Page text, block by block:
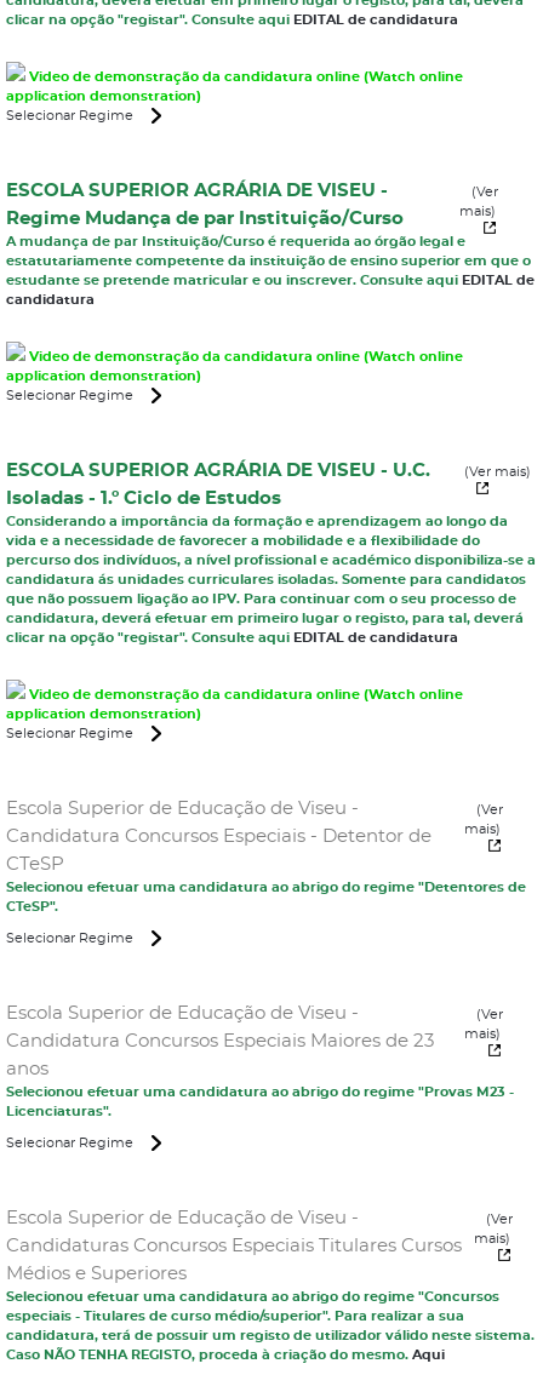
clicar na opção "registar". Consulte aqui EDITAL de candidatura
Video de demonstração da candidatura online (Watch online
application demonstration)
Selecionar Regime
ESCOLA SUPERIOR AGRÁRIA DE VISEU -
Regime Mudança de par Instituição/Curso
(Ver
mais)
A mudança de par Instituição/Curso é requerida ao órgão legal e
estatutariamente competente da instituição de ensino superior em que o
estudante se pretende matricular e ou inscrever. Consulte aqui EDITAL de
candidatura
Video de demonstração da candidatura online (Watch online
application demonstration)
Selecionar Regime
ESCOLA SUPERIOR AGRÁRIA DE VISEU - U.C.
Isoladas - 1.º Ciclo de Estudos
(Ver mais)
Considerando a importância da formação e aprendizagem ao longo da
vida e a necessidade de favorecer a mobilidade e a flexibilidade do
percurso dos indivíduos, a nível profissional e académico disponibiliza-se a
candidatura ás unidades curriculares isoladas. Somente para candidatos
que não possuem ligação ao IPV. Para continuar com o seu processo de
candidatura, deverá efetuar em primeiro lugar o registo, para tal, deverá
clicar na opção "registar". Consulte aqui EDITAL de candidatura
Video de demonstração da candidatura online (Watch online
application demonstration)
Selecionar Regime
Escola Superior de Educação de Viseu -
Candidatura Concursos Especiais - Detentor de
CTeSP
(Ver
mais)
Selecionou efetuar uma candidatura ao abrigo do regime "Detentores de
CTeSP".
Selecionar Regime
Escola Superior de Educação de Viseu -
Candidatura Concursos Especiais Maiores de 23
anos
(Ver
mais)
Selecionou efetuar uma candidatura ao abrigo do regime "Provas M23 -
Licenciaturas".
Selecionar Regime
Escola Superior de Educação de Viseu -
Candidaturas Concursos Especiais Titulares Cursos
Médios e Superiores
(Ver
mais)
Selecionou efetuar uma candidatura ao abrigo do regime "Concursos
especiais - Titulares de curso médio/superior". Para realizar a sua
candidatura, terá de possuir um registo de utilizador válido neste sistema.
Caso NÃO TENHA REGISTO, proceda à criação do mesmo. Aqui